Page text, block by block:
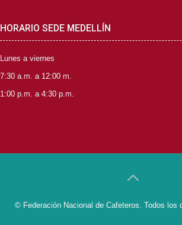
HORARIO SEDE MEDELLÍN
Lunes a viernes
7:30 a.m. a 12:00 m.
1:00 p.m. a 4:30 p.m.
© Federación Nacional de Cafeteros. Todos los